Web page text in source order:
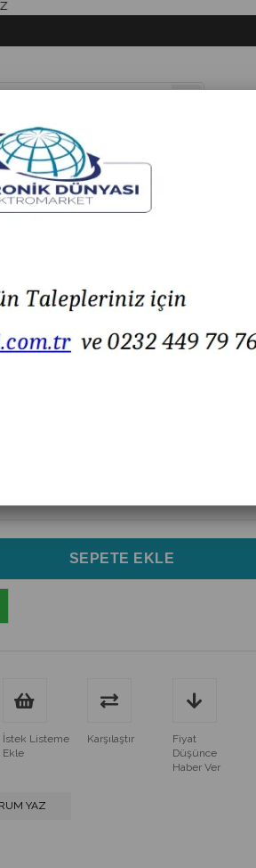
UT-58C
Ölçü Aleti UT58C UT-58C
İstek Listeme
Ekle
Karşılaştır
Fiyat
Düşünce
Haber Ver
YAZ